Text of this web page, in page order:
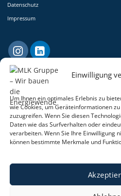
Einwilligung
Um Ihnen ein optimales Erlebnis zu
wie Cookies, um Geräteinformationen
zuzugreifen. Wenn Sie diesen
Daten wie das Surfverhalten oder
verarbeiten. Wenn Sie Ihre Einwilligung
können bestimmte Merkmale und
Datenschutz
Impressum